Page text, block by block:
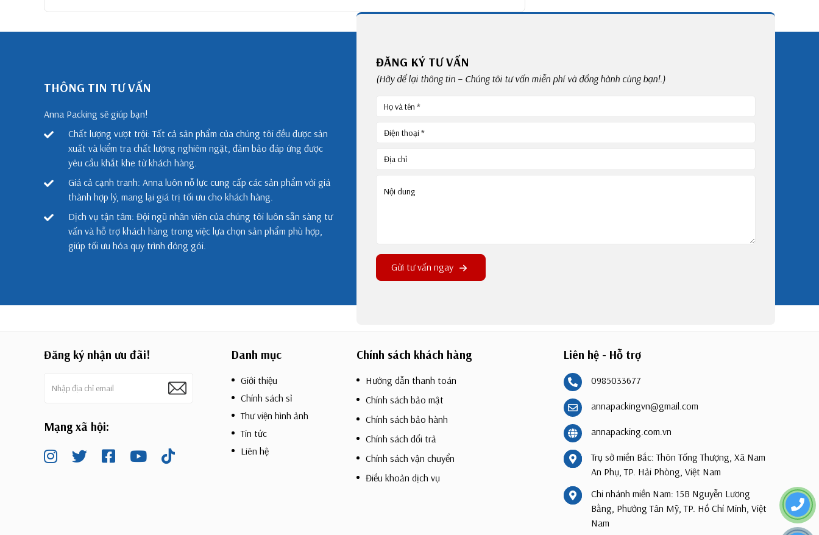
THÔNG TIN TƯ VẤN
Anna Packing sẽ giúp bạn!
Chất lượng vượt trội: Tất cả sản phẩm của chúng tôi đều được sản
xuất và kiểm tra chất lượng nghiêm ngặt, đảm bảo đáp ứng được
yêu cầu khắt khe từ khách hàng.
Giá cả cạnh tranh: Anna luôn nỗ lực cung cấp các sản phẩm với giá
thành hợp lý, mang lại giá trị tối ưu cho khách hàng.
Dịch vụ tận tâm: Đội ngũ nhân viên của chúng tôi luôn sẵn sàng tư
vấn và hỗ trợ khách hàng trong việc lựa chọn sản phẩm phù hợp,
giúp tối ưu hóa quy trình đóng gói.
ĐĂNG KÝ TƯ VẤN
(Hãy để lại thông tin – Chúng tôi tư vấn miễn phí và đồng hành cùng bạn!.)
Gửi tư vấn ngay
Đăng ký nhận ưu đãi!
Mạng xã hội:
Danh mục
Giới thiệu
Chính sách sỉ
Thư viện hình ảnh
Tin tức
Liên hệ
Chính sách khách hàng
Hướng dẫn thanh toán
Chính sách bảo mật
Chính sách bảo hành
Chính sách đổi trả
Chính sách vận chuyển
Điều khoản dịch vụ
Liên hệ - Hỗ trợ
0985033677
annapackingvn@gmail.com
annapacking.com.vn
Trụ sở miền Bắc: Thôn Tống Thượng, Xã Nam
An Phụ, TP. Hải Phòng, Việt Nam
Chi nhánh miền Nam: 15B Nguyễn Lương
Bằng, Phường Tân Mỹ, TP. Hồ Chí Minh, Việt
Nam